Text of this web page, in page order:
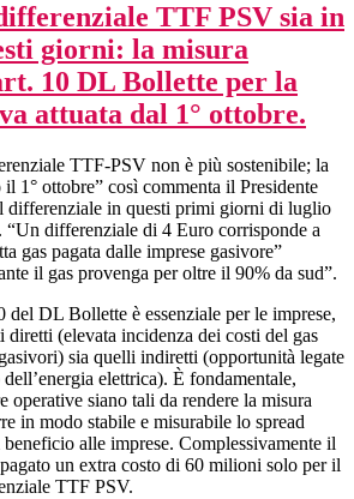
TTF PSV sia in
giorni: la misura
10 DL Bollette per la
attuata dal 1° ottobre.
TTF-PSV non è più sostenibile; la
1° ottobre” così commenta il Presidente
differenziale in questi primi giorni di luglio
“Un differenziale di 4 Euro corrisponde a
gas pagata dalle imprese gasivore”
il gas provenga per oltre il 90% da sud”.
del DL Bollette è essenziale per le imprese,
diretti (elevata incidenza dei costi del gas
sia quelli indiretti (opportunità legate
elettrica). È fondamentale,
operative siano tali da rendere la misura
in modo stabile e misurabile lo spread
alle imprese. Complessivamente il
un extra costo di 60 milioni solo per il
TTF PSV.